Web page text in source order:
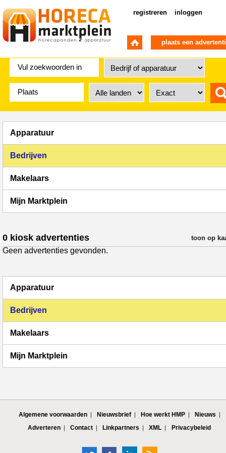
registreren inloggen
plaats een
Apparatuur
Bedrijven
Makelaars
Mijn Marktplein
0 kiosk advertenties verfijn
toon op
Geen advertenties gevonden.
Apparatuur
Bedrijven
Makelaars
Mijn Marktplein
Algemene voorwaarden Nieuwsbrief Hoe werkt HMP
Nieuws
Adverteren
Contact Linkpartners XML Privacybeleid